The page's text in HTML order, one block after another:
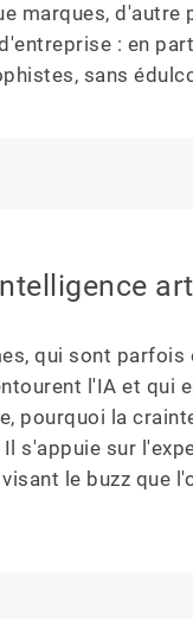
marques, d'autre
: en
sans
qui sont
l'IA et qui
pourquoi la
s'appuie sur
le buzz que